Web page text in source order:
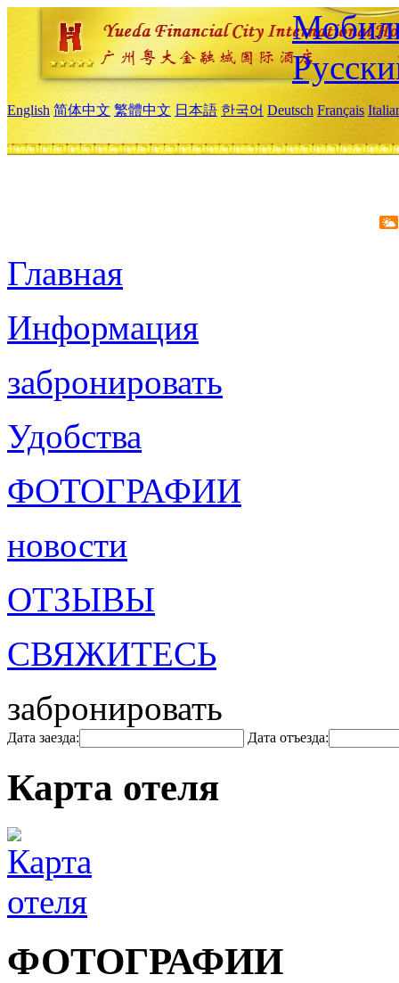
English 简体中文 繁體中文 日本語 한국어 Deutsch Français
Главная
Информация
забронировать
Удобства
ФОТОГРАФИИ
новости
ОТЗЫВЫ
СВЯЖИТЕСЬ
забронировать
Дата заезда: Дата отъезда:
Карта отеля
ФОТОГРАФИИ